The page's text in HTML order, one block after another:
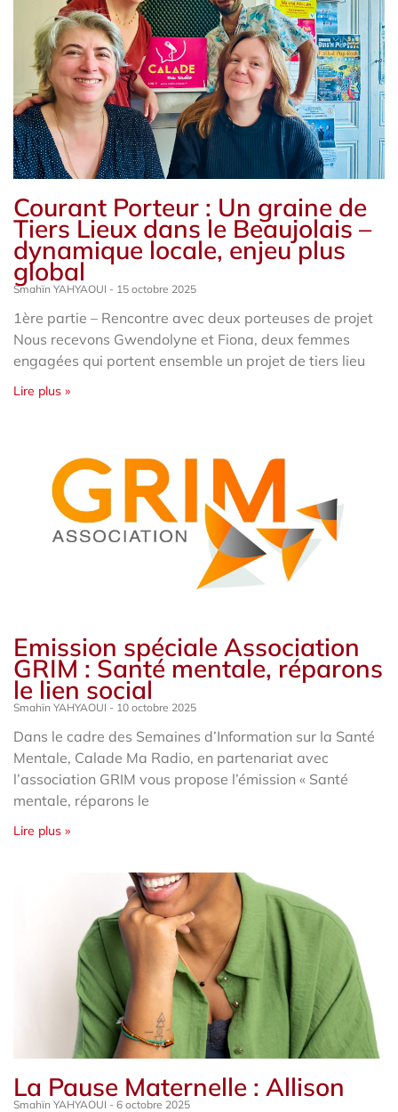
Courant Porteur : Un graine de
Tiers Lieux dans le Beaujolais –
dynamique locale, enjeu plus
global
Smahïn YAHYAOUI 15 octobre 2025
1ère partie – Rencontre avec deux porteuses de projet
Nous recevons Gwendolyne et Fiona, deux femmes
engagées qui portent ensemble un projet de tiers lieu
Lire plus »
Emission spéciale Association
GRIM : Santé mentale, réparons
le lien social
Smahïn YAHYAOUI 10 octobre 2025
Dans le cadre des Semaines d’Information sur la Santé
Mentale, Calade Ma Radio, en partenariat avec
l’association GRIM vous propose l’émission « Santé
mentale, réparons le
Lire plus »
La Pause Maternelle : Allison
Smahïn YAHYAOUI 6 octobre 2025